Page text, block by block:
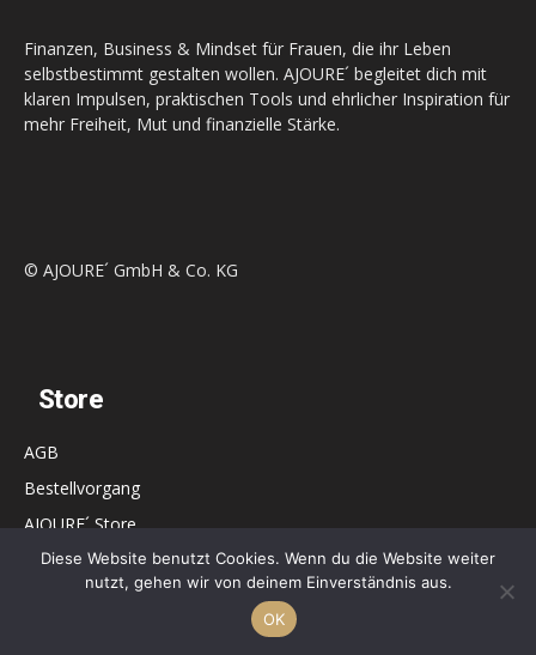
Finanzen, Business & Mindset für Frauen, die ihr Leben
selbstbestimmt gestalten wollen. AJOURE´ begleitet dich mit
klaren Impulsen, praktischen Tools und ehrlicher Inspiration für
mehr Freiheit, Mut und finanzielle Stärke.
© AJOURE´ GmbH & Co. KG
Store
AGB
Bestellvorgang
AJOURE´ Store
Dashboard
Vertrag widerrufen
Diese Website benutzt Cookies. Wenn du die Website weiter
nutzt, gehen wir von deinem Einverständnis aus.
OK